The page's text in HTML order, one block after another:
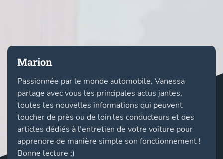
Marion
Passionnée par le monde automobile, Vanessa
partage avec vous les principales actus jantes,
toutes les nouvelles informations qui peuvent
toucher de près ou de loin les conducteurs et des
articles dédiés à l'entretien de votre voiture pour
apprendre de manière simple son fonctionnement !
Bonne lecture ;)